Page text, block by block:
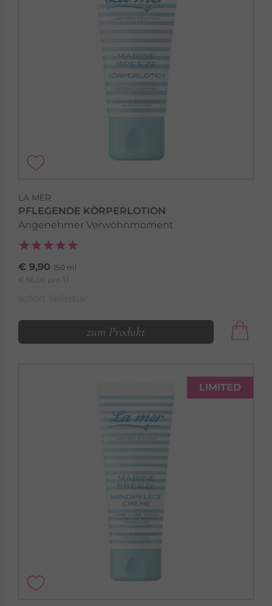
LA MER
PFLEGENDE KÖRPERLOTION
Angenehmer Verwöhnmoment
€ 9,90 150 ml
€ 66,00 pro 1 l
sofort lieferbar
zum Produkt
LIMITED